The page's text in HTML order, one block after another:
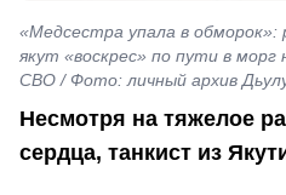
«Медсестра упала в
якут «воскрес» по пути в
СВО / Фото: личный архив
Несмотря на тяжелое
сердца, танкист из